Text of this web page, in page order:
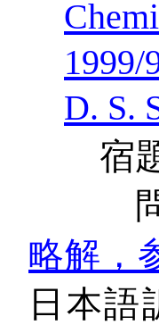
1999/
D. S.
宿題
問
略解，
日本